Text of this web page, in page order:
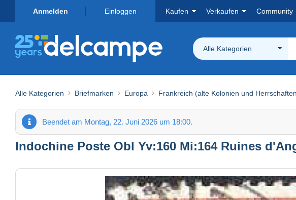
Anmelden Einloggen Kaufen Verkaufen Community
Alle Kategorien
Alle Kategorien Briefmarken Europa Frankreich (alte Kolonien und
Beendet am Montag, 22. Juni 2026 um 18:00.
Indochine Poste Obl Yv:160 Mi:164 Ruines